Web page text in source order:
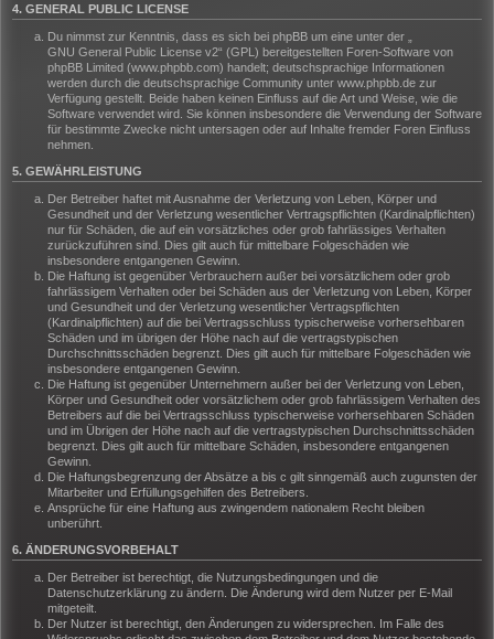
4. GENERAL PUBLIC LICENSE
Du nimmst zur Kenntnis, dass es sich bei phpBB um eine unter der „
GNU General Public License v2“ (GPL) bereitgestellten Foren-Software von
phpBB Limited (www.phpbb.com) handelt; deutschsprachige Informationen
werden durch die deutschsprachige Community unter www.phpbb.de zur
Verfügung gestellt. Beide haben keinen Einfluss auf die Art und Weise, wie die
Software verwendet wird. Sie können insbesondere die Verwendung der Software
für bestimmte Zwecke nicht untersagen oder auf Inhalte fremder Foren Einfluss
nehmen.
5. GEWÄHRLEISTUNG
Der Betreiber haftet mit Ausnahme der Verletzung von Leben, Körper und
Gesundheit und der Verletzung wesentlicher Vertragspflichten (Kardinalpflichten)
nur für Schäden, die auf ein vorsätzliches oder grob fahrlässiges Verhalten
zurückzuführen sind. Dies gilt auch für mittelbare Folgeschäden wie
insbesondere entgangenen Gewinn.
Die Haftung ist gegenüber Verbrauchern außer bei vorsätzlichem oder grob
fahrlässigem Verhalten oder bei Schäden aus der Verletzung von Leben, Körper
und Gesundheit und der Verletzung wesentlicher Vertragspflichten
(Kardinalpflichten) auf die bei Vertragsschluss typischerweise vorhersehbaren
Schäden und im übrigen der Höhe nach auf die vertragstypischen
Durchschnittsschäden begrenzt. Dies gilt auch für mittelbare Folgeschäden wie
insbesondere entgangenen Gewinn.
Die Haftung ist gegenüber Unternehmern außer bei der Verletzung von Leben,
Körper und Gesundheit oder vorsätzlichem oder grob fahrlässigem Verhalten des
Betreibers auf die bei Vertragsschluss typischerweise vorhersehbaren Schäden
und im Übrigen der Höhe nach auf die vertragstypischen Durchschnittsschäden
begrenzt. Dies gilt auch für mittelbare Schäden, insbesondere entgangenen
Gewinn.
Die Haftungsbegrenzung der Absätze a bis c gilt sinngemäß auch zugunsten der
Mitarbeiter und Erfüllungsgehilfen des Betreibers.
Ansprüche für eine Haftung aus zwingendem nationalem Recht bleiben
unberührt.
6. ÄNDERUNGSVORBEHALT
Der Betreiber ist berechtigt, die Nutzungsbedingungen und die
Datenschutzerklärung zu ändern. Die Änderung wird dem Nutzer per E-Mail
mitgeteilt.
Der Nutzer ist berechtigt, den Änderungen zu widersprechen. Im Falle des